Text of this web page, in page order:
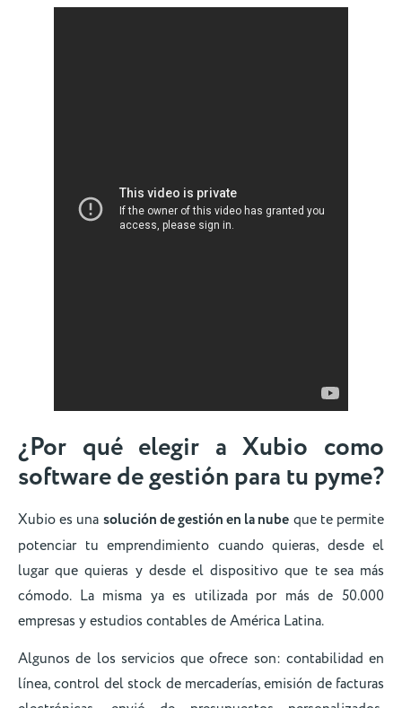
¿Por qué elegir a Xubio como
software de gestión para tu pyme?
Xubio es una solución de gestión en la nube que te permite
potenciar tu emprendimiento cuando quieras, desde el
lugar que quieras y desde el dispositivo que te sea más
cómodo. La misma ya es utilizada por más de 50.000
empresas y estudios contables de América Latina.
Algunos de los servicios que ofrece son: contabilidad en
línea, control del stock de mercaderías, emisión de facturas